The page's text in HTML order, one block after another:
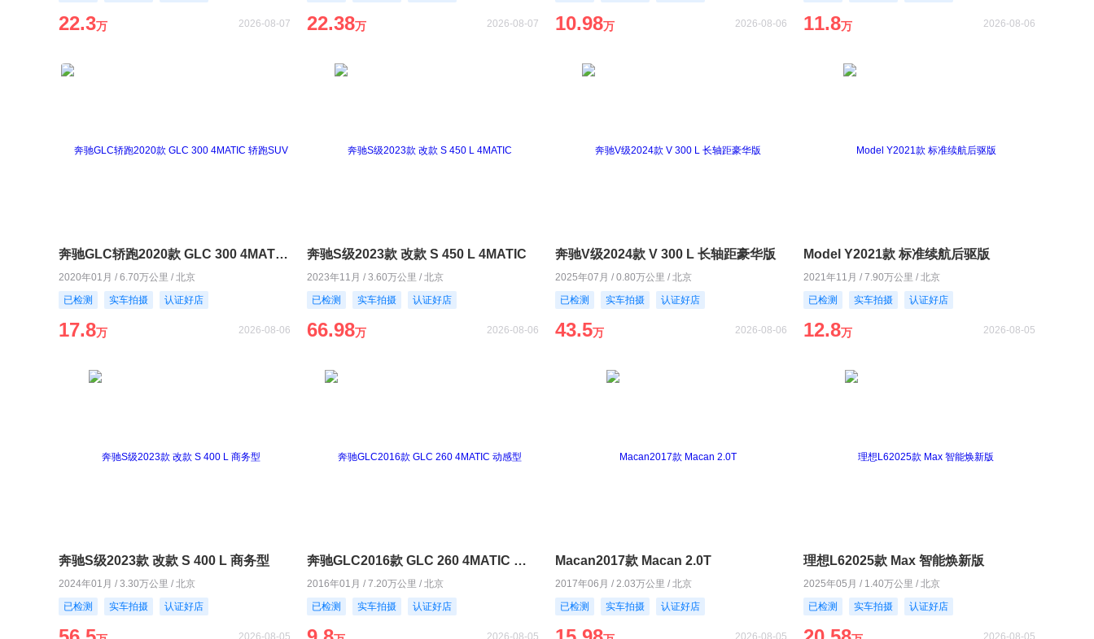
22.3万 2026-08-07 22.38万 2026-08-07 10.98万 2026-08-06 11.8万 2026-08-06
奔驰GLC轿跑2020款 GLC 300 4MATIC 轿跑SUV
2020年01月 / 6.70万公里 / 北京
已检测
实车拍摄 认证好店
17.8万 2026-08-06
奔驰S级2023款 改款 S 450 L 4MATIC
2023年11月 / 3.60万公里 / 北京
已检测
实车拍摄 认证好店
66.98万 2026-08-06
奔驰V级2024款 V 300 L 长轴距豪华版
2025年07月 / 0.80万公里 / 北京
已检测
实车拍摄 认证好店
43.5万 2026-08-06
Model Y2021款 标准续航后驱版
2021年11月 / 7.90万公里 / 北京
已检测
实车拍摄 认证好店
12.8万 2026-08-05
奔驰S级2023款 改款 S 400 L 商务型
2024年01月 / 3.30万公里 / 北京
已检测
实车拍摄 认证好店
2026-08-05
奔驰GLC2016款 GLC 260 4MATIC 动感型
2016年01月 / 7.20万公里 / 北京
已检测
实车拍摄 认证好店
2026-08-05
Macan2017款 Macan 2.0T
2017年06月 / 2.03万公里 / 北京
已检测
实车拍摄 认证好店
2026-08-05
理想L62025款 Max 智能焕新版
2025年05月 / 1.40万公里 / 北京
已检测
实车拍摄 认证好店
2026-08-05